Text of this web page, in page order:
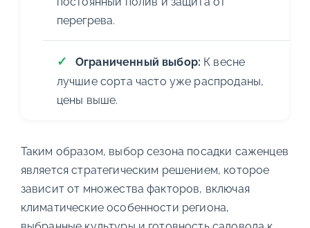
перегрева.
Ограниченный выбор: К весне
лучшие сорта часто уже распроданы,
цены выше.
Таким образом, выбор сезона посадки саженцев
является стратегическим решением, которое
зависит от множества факторов, включая
климатические особенности региона,